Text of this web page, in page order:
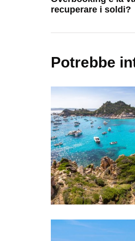
recuperare i soldi?
Potrebbe